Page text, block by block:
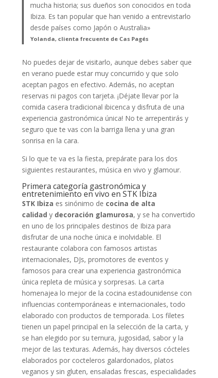
mucha historia; sus dueños son conocidos en toda
Ibiza. Es tan popular que han venido a entrevistarlo
desde países como Japón o Australia»
Yolanda, clienta frecuente de Cas Pagés
No puedes dejar de visitarlo, aunque debes saber que
en verano puede estar muy concurrido y que solo
aceptan pagos en efectivo. Además, no aceptan
reservas ni pagos con tarjeta. ¡Déjate llevar por la
comida casera tradicional ibicenca y disfruta de una
experiencia gastronómica única! No te arrepentirás y
seguro que te vas con la barriga llena y una gran
sonrisa en la cara.
Si lo que te va es la fiesta, prepárate para los dos
siguientes restaurantes, música en vivo y glamour.
Primera categoría gastronómica y
entretenimiento en vivo en STK Ibiza
STK Ibiza es sinónimo de cocina de alta
calidad y decoración glamurosa, y se ha convertido
en uno de los principales destinos de Ibiza para
disfrutar de una noche única e inolvidable. El
restaurante colabora con famosos artistas
internacionales, DJs, promotores de eventos y
famosos para crear una experiencia gastronómica
única repleta de música y sorpresas. La carta
homenajea lo mejor de la cocina estadounidense con
influencias contemporáneas e internacionales, todo
elaborado con productos de temporada. Los filetes
tienen un papel principal en la selección de la carta, y
se han elegido por su ternura, jugosidad, sabor y la
mejor de las texturas. Además, hay diversos cócteles
elaborados por cocteleros galardonados, platos
veganos y sin gluten, ensaladas frescas, especialidades